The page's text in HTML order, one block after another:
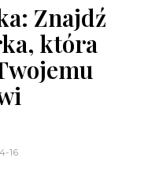
Znajdź
która
16